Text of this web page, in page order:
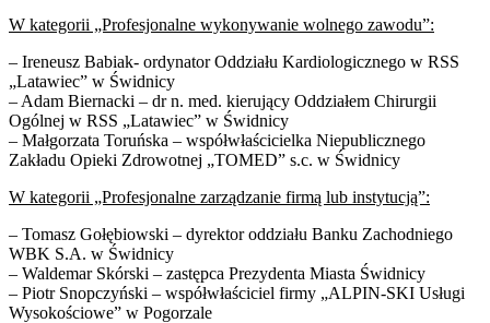
W kategorii „Profesjonalne wykonywanie wolnego zawodu”:
– Ireneusz Babiak- ordynator Oddziału Kardiologicznego w RSS
„Latawiec” w Świdnicy
– Adam Biernacki – dr n. med. kierujący Oddziałem Chirurgii
Ogólnej w RSS „Latawiec” w Świdnicy
– Małgorzata Toruńska – współwłaścicielka Niepublicznego
Zakładu Opieki Zdrowotnej „TOMED” s.c. w Świdnicy
W kategorii „Profesjonalne zarządzanie firmą lub instytucją”:
– Tomasz Gołębiowski – dyrektor oddziału Banku Zachodniego
WBK S.A. w Świdnicy
– Waldemar Skórski – zastępca Prezydenta Miasta Świdnicy
– Piotr Snopczyński – współwłaściciel firmy „ALPIN-SKI Usługi
Wysokościowe” w Pogorzale